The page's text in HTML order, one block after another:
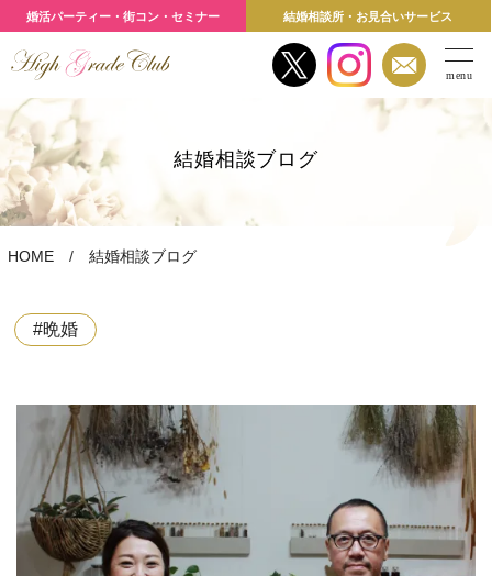
婚活パーティー・街コン・セミナー 結婚相談所・お見合いサービス
menu
結婚相談ブログ
HOME 結婚相談ブログ
#晩婚